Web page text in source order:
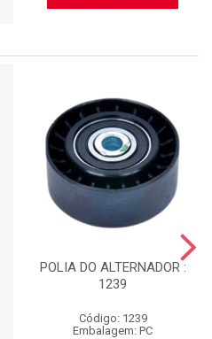
POLIA DO ALTERNADOR :
1239
Código: 1239
Embalagem: PC